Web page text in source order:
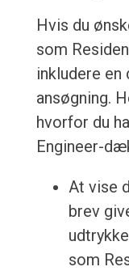
Hvis du
som
inkludere
ansøgning.
hvorfor du
Engineer-
At vise
brev
som